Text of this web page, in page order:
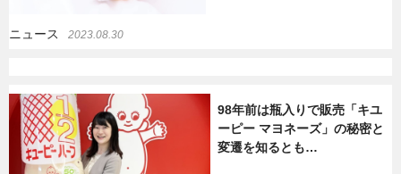
ニュース 2023.08.30
98年前は瓶入りで販売「キユ
ーピー マヨネーズ」の秘密と
変遷を知るとも…